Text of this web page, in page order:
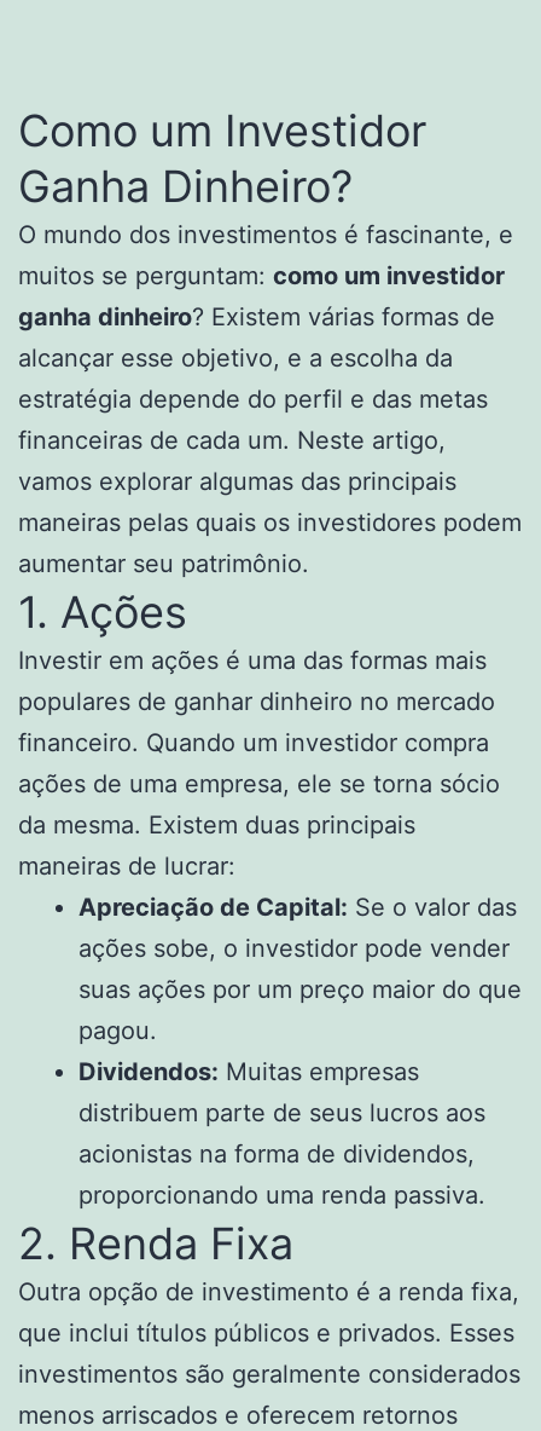
Como um Investidor
Ganha Dinheiro?
O mundo dos investimentos é fascinante, e
muitos se perguntam: como um investidor
ganha dinheiro? Existem várias formas de
alcançar esse objetivo, e a escolha da
estratégia depende do perfil e das metas
financeiras de cada um. Neste artigo,
vamos explorar algumas das principais
maneiras pelas quais os investidores podem
aumentar seu patrimônio.
1. Ações
Investir em ações é uma das formas mais
populares de ganhar dinheiro no mercado
financeiro. Quando um investidor compra
ações de uma empresa, ele se torna sócio
da mesma. Existem duas principais
maneiras de lucrar:
Apreciação de Capital: Se o valor das
ações sobe, o investidor pode vender
suas ações por um preço maior do que
pagou.
Dividendos: Muitas empresas
distribuem parte de seus lucros aos
acionistas na forma de dividendos,
proporcionando uma renda passiva.
2. Renda Fixa
Outra opção de investimento é a renda fixa,
que inclui títulos públicos e privados. Esses
investimentos são geralmente considerados
menos arriscados e oferecem retornos